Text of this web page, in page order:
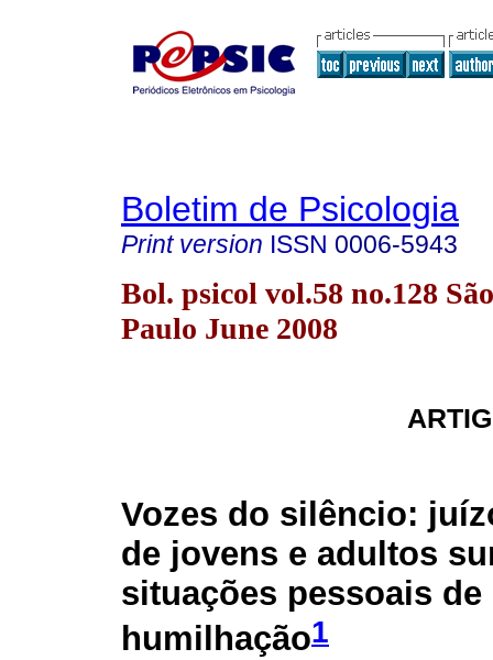
Boletim de Psicologia
Print version ISSN 0006-5943
Bol. psicol vol.58 no.128 São
Paulo June 2008
Vozes do silêncio:
de jovens e adultos
situações pessoais de
humilhação1